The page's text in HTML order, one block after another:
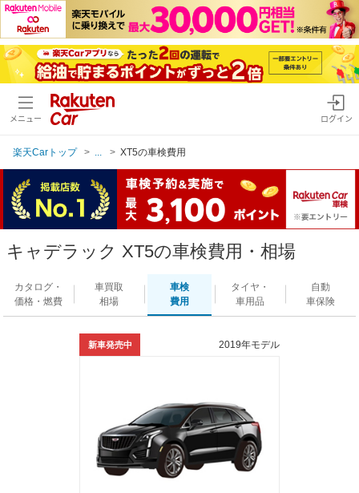
メニュー ログイン
楽天Carトップ XT5の車検費用
キャデラック XT5の車検費用・相場
カタログ・
価格・燃費
車買取
相場
車検
費用
タイヤ・
車用品
自動
車保険
新車発売中 2019年モデル